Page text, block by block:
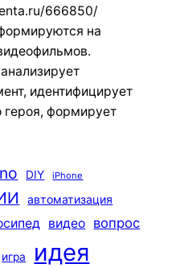
666850/
на
идентифицирует
героя, формирует
DIY iPhone
автоматизация
видео вопрос
игра идея